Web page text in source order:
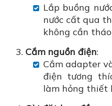
Lắp buồng
nước cất qua
không cần
Cắm nguồn điện:
Cắm adapter
điện tương
làm hỏng thiết